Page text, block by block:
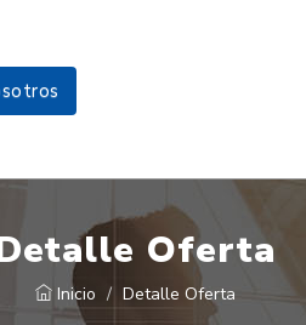
Oferta
Inicio Detalle Oferta